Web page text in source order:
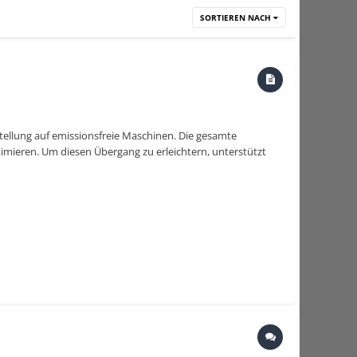
SORTIEREN NACH
auf emissionsfreie Maschinen. Die gesamte
Um diesen Übergang zu erleichtern, unterstützt